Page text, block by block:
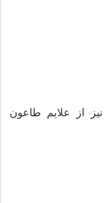
از علایم طاعون